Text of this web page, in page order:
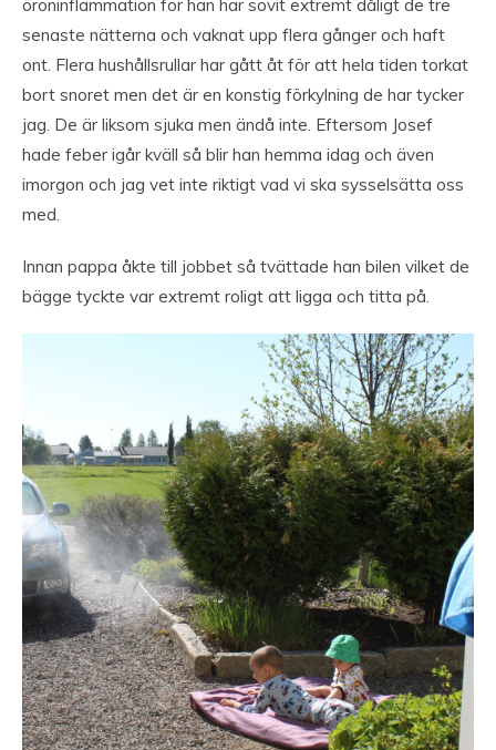
öroninflammation för han har sovit extremt dåligt de tre
senaste nätterna och vaknat upp flera gånger och haft
ont. Flera hushållsrullar har gått åt för att hela tiden torkat
bort snoret men det är en konstig förkylning de har tycker
jag. De är liksom sjuka men ändå inte. Eftersom Josef
hade feber igår kväll så blir han hemma idag och även
imorgon och jag vet inte riktigt vad vi ska sysselsätta oss
med.
Innan pappa åkte till jobbet så tvättade han bilen vilket de
bägge tyckte var extremt roligt att ligga och titta på.